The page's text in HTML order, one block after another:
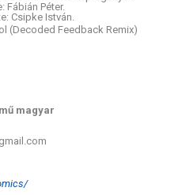
Fábián Péter.
Csipke István.
(Decoded Feedback Remix)
magyar